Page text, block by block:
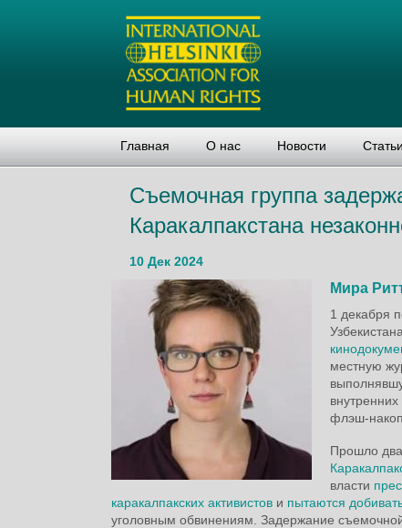
Главная О нас Новости
Съемочная группа
Каракалпакстана
10 Дек 2024
Мира
1 декабря
местную
флэш-
Прошло
власти
каракалпакских активистов и пытаются
уголовным обвинениям. Задержание